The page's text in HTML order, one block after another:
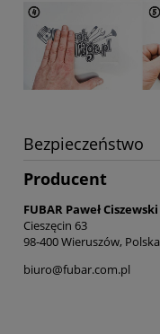
Bezpieczeństwo
Producent
FUBAR Paweł Ciszewski
Cieszęcin 63
98-400 Wieruszów, Polska
biuro@fubar.com.pl